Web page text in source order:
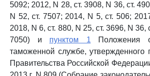
5092; 2012, N 28, ст. 3908, N 36, ст.
N 52, ст. 7507; 2014, N 5, ст. 506;
2018, N 6, ст. 880, N 25, ст. 3696, N 36,
7050) и пунктом 1 Положения
таможенной службе, утвержденного
Правительства Российской